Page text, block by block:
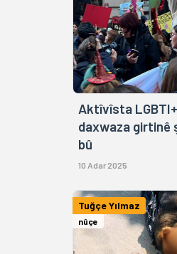
Aktîvîsta
daxwaza girtinê
bû
10 Adar 2025
Tuğçe Yılmaz
nûçe